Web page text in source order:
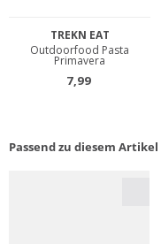
Passend zu diesem Artikel